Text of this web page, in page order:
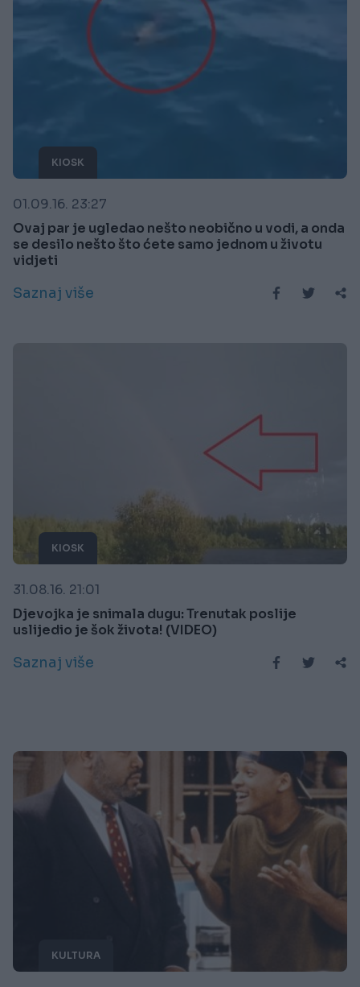
KIOSK
01.09.16. 23:27
Ovaj par je ugledao nešto neobično u vodi, a onda
se desilo nešto što ćete samo jednom u životu
vidjeti
Saznaj više
KIOSK
31.08.16. 21:01
Djevojka je snimala dugu: Trenutak poslije
uslijedio je šok života! (VIDEO)
Saznaj više
KULTURA